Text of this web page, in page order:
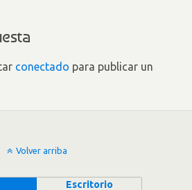
conectado para publicar un
Volver arriba
Escritorio